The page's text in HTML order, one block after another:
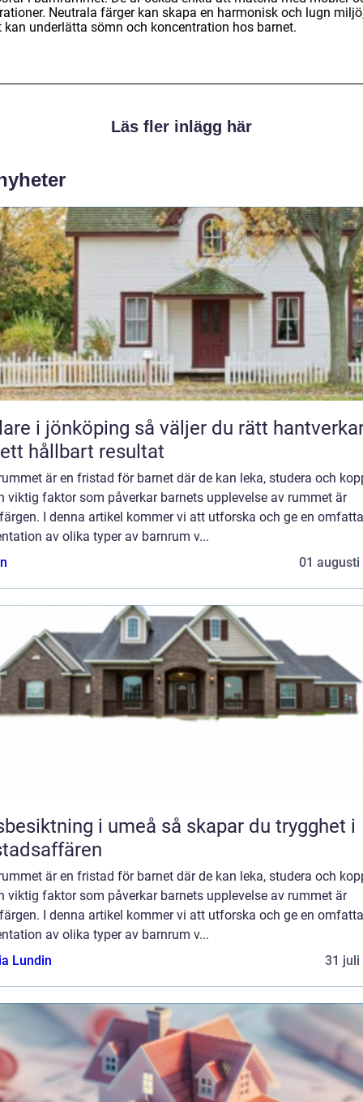
Neutrala färger kan skapa en harmonisk och lugn
kan underlätta sömn och koncentration hos barnet.
Läs fler inlägg här
så väljer du rätt hantverkare
hållbart resultat
är en fristad för barnet där de kan leka, studera och
viktig faktor som påverkar barnets upplevelse av rummet är
I denna artikel kommer vi att utforska och ge en
av olika typer av barnrum v...
01 augusti
i umeå så skapar du trygghet i
är en fristad för barnet där de kan leka, studera och
viktig faktor som påverkar barnets upplevelse av rummet är
I denna artikel kommer vi att utforska och ge en
av olika typer av barnrum v...
Lundin
31 juli